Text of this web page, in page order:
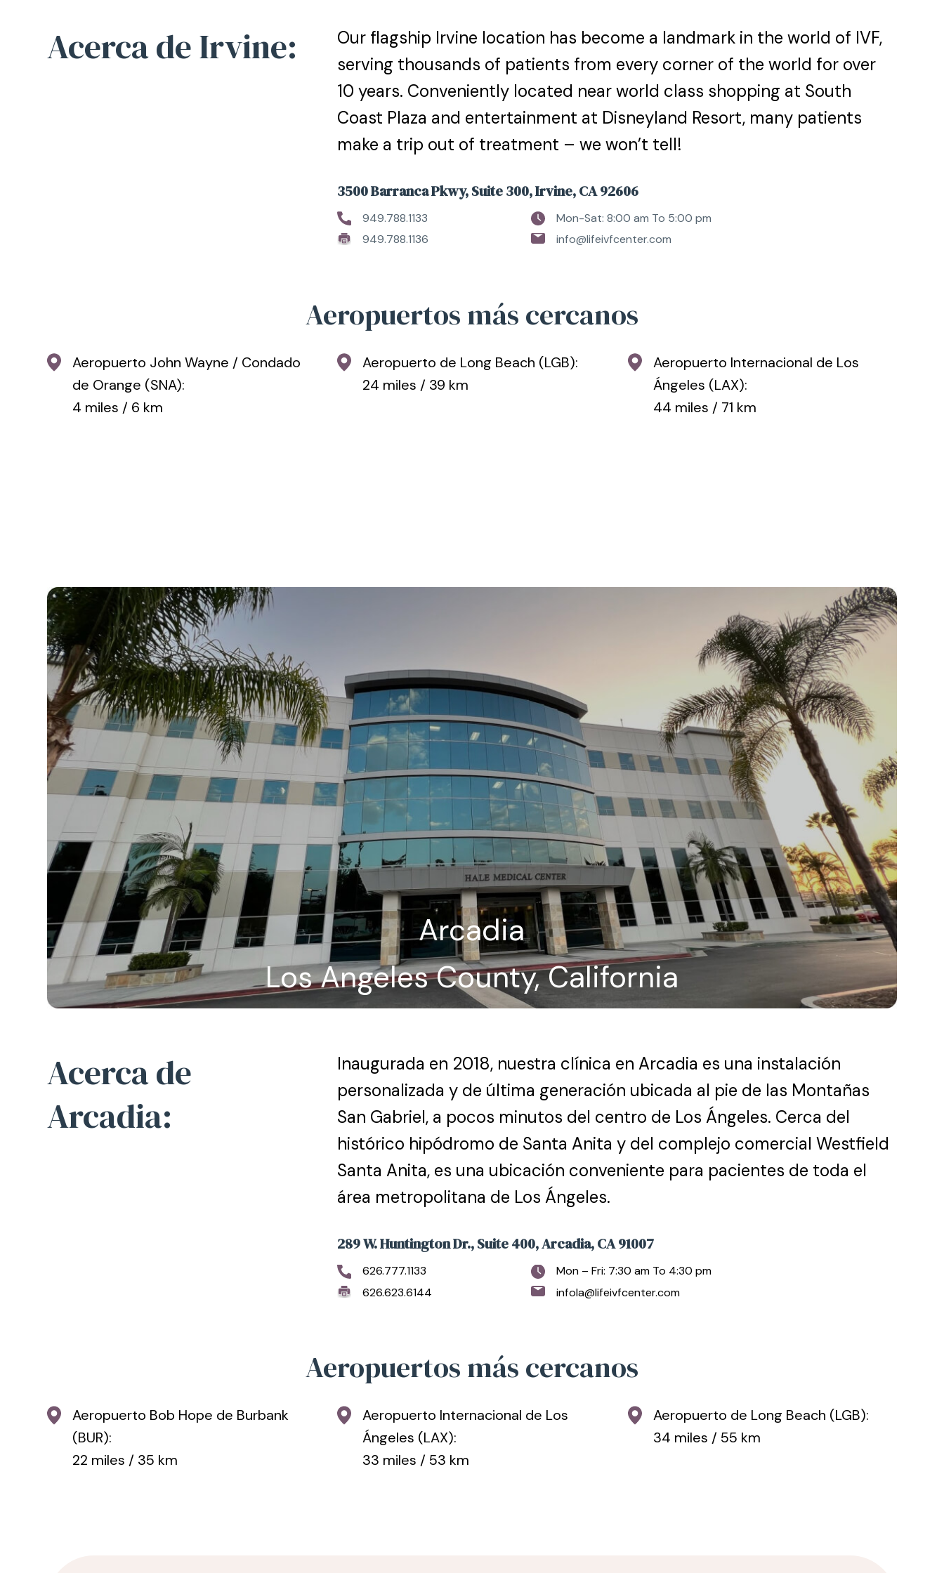
Acerca de Irvine:
Our flagship Irvine location has become a landmark in the world of IVF,
serving thousands of patients from every corner of the world for over
10 years. Conveniently located near world class shopping at South
Coast Plaza and entertainment at Disneyland Resort, many patients
make a trip out of treatment – we won’t tell!
3500 Barranca Pkwy, Suite 300, Irvine, CA 92606
949.788.1133
949.788.1136
Mon-Sat: 8:00 am To 5:00 pm
info@lifeivfcenter.com
Aeropuertos más cercanos
Aeropuerto John Wayne / Condado
de Orange (SNA):
4 miles / 6 km
Aeropuerto de Long Beach (LGB):
24 miles / 39 km
Aeropuerto Internacional de Los
Ángeles (LAX):
44 miles / 71 km
Arcadia
Los Angeles County, California
Acerca de
Arcadia:
Inaugurada en 2018, nuestra clínica en Arcadia es una instalación
personalizada y de última generación ubicada al pie de las Montañas
San Gabriel, a pocos minutos del centro de Los Ángeles. Cerca del
histórico hipódromo de Santa Anita y del complejo comercial Westfield
Santa Anita, es una ubicación conveniente para pacientes de toda el
área metropolitana de Los Ángeles.
289 W. Huntington Dr., Suite 400, Arcadia, CA 91007
626.777.1133
626.623.6144
Mon – Fri: 7:30 am To 4:30 pm
infola@lifeivfcenter.com
Aeropuertos más cercanos
Aeropuerto Bob Hope de Burbank
(BUR):
22 miles / 35 km
Aeropuerto Internacional de Los
Ángeles (LAX):
33 miles / 53 km
Aeropuerto de Long Beach (LGB):
34 miles / 55 km